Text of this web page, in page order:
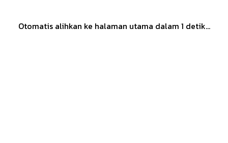
Otomatis alihkan ke halaman utama dalam 1 detik...